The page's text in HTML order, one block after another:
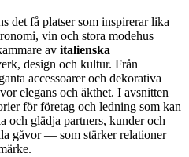
det få platser som inspirerar lika
vin och stora modehus
av italienska
design och kultur. Från
accessoarer och dekorativa
elegans och äkthet. I avsnitten
för företag och ledning som kan
och glädja partners, kunder och
gåvor — som stärker relationer